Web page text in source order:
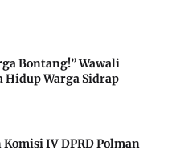
Bontang!” Wawali
Hidup Warga Sidrap
Komisi IV DPRD Polman